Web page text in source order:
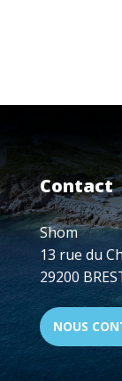
Contact
Shom
13 rue du
29200
NOUS